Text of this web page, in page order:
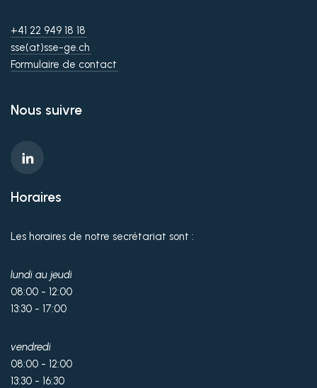
+41 22 949 18 18
sse(at)sse-ge.ch
Formulaire de contact
Nous suivre
Horaires
Les horaires de notre secrétariat sont :
lundi au jeudi
08:00 - 12:00
13:30 - 17:00
vendredi
08:00 - 12:00
13:30 - 16:30